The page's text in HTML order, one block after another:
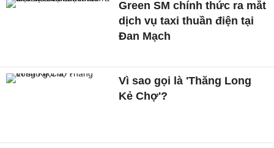
Green SM chính thức ra mắt
dịch vụ taxi thuần điện tại
Đan Mạch
Vì sao gọi là 'Thăng Long
Kẻ Chợ'?